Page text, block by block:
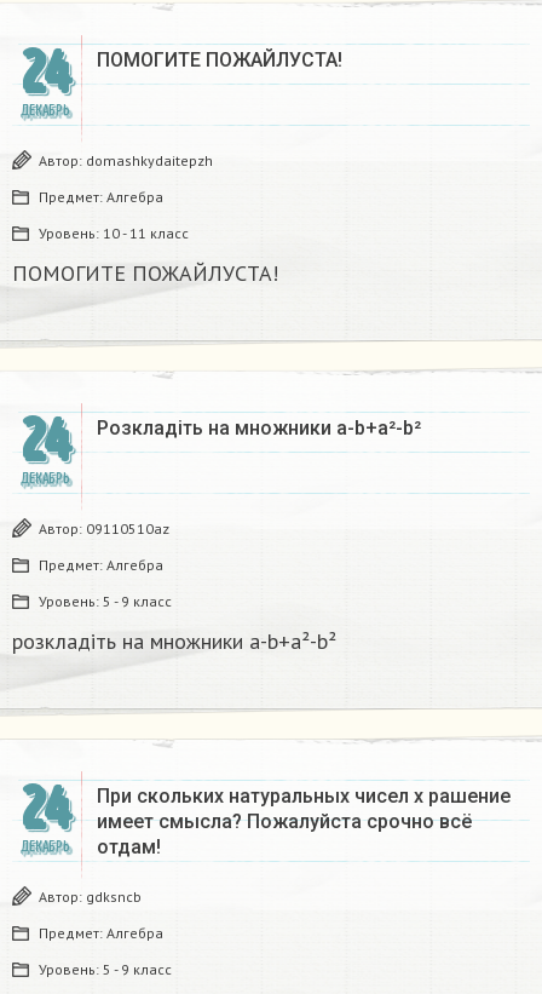
24
ДЕКАБРЬ
ПОМОГИТЕ ПОЖАЙЛУСТА!
Автор: domashkydaitepzh
Предмет: Алгебра
Уровень: 10 - 11 класс
ПОМОГИТЕ ПОЖАЙЛУСТА!
24
ДЕКАБРЬ
Розкладіть на множники а-b+a²-b²​
Автор: 09110510az
Предмет: Алгебра
Уровень: 5 - 9 класс
розкладіть на множники а-b+a²-b²​
24
ДЕКАБРЬ
При скольких натуральных чисел х рашение
имеет смысла? Пожалуйста срочно всё
отдам!
Автор: gdksncb
Предмет: Алгебра
Уровень: 5 - 9 класс